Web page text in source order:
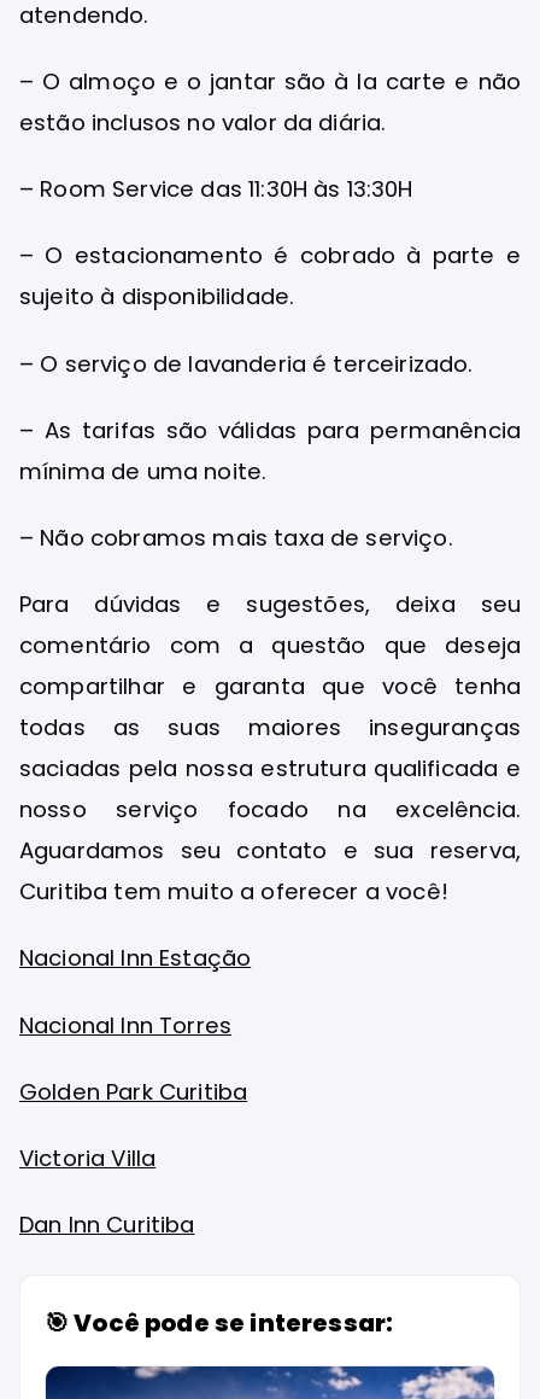
atendendo.
– O almoço e o jantar são à la carte e não
estão inclusos no valor da diária.
– Room Service das 11:30H às 13:30H
– O estacionamento é cobrado à parte e
sujeito à disponibilidade.
– O serviço de lavanderia é terceirizado.
– As tarifas são válidas para permanência
mínima de uma noite.
– Não cobramos mais taxa de serviço.
Para dúvidas e sugestões, deixa seu
comentário com a questão que deseja
compartilhar e garanta que você tenha
todas as suas maiores inseguranças
saciadas pela nossa estrutura qualificada e
nosso serviço focado na excelência.
Aguardamos seu contato e sua reserva,
Curitiba tem muito a oferecer a você!
Nacional Inn Estação
Nacional Inn Torres
Golden Park Curitiba
Victoria Villa
Dan Inn Curitiba
🎯 Você pode se interessar: